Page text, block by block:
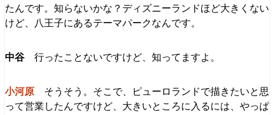
たんです。知らないかな？ディズニーランドほど大きくない
けど、八王子にあるテーマパークなんです。
行ったことないですけど、知ってますよ。
そうそう。そこで、ピューロランドで描きたいと思
って営業したんですけど、大きいところに入るには、やっぱ